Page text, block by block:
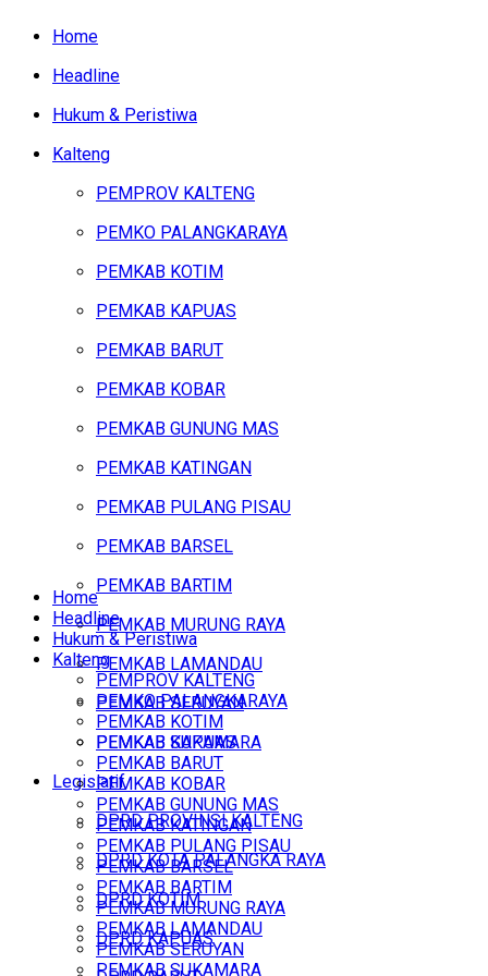
Home
Headline
Hukum & Peristiwa
Kalteng
PEMPROV KALTENG
PEMKO PALANGKARAYA
PEMKAB KOTIM
PEMKAB KAPUAS
PEMKAB BARUT
PEMKAB KOBAR
PEMKAB GUNUNG MAS
PEMKAB KATINGAN
PEMKAB PULANG PISAU
PEMKAB BARSEL
PEMKAB BARTIM
PEMKAB MURUNG RAYA
PEMKAB LAMANDAU
PEMKAB SERUYAN
PEMKAB SUKAMARA
Legislatif
DPRD PROVINSI KALTENG
DPRD KOTA PALANGKA RAYA
DPRD KOTIM
DPRD KAPUAS
Home
Headline
Hukum & Peristiwa
Kalteng
PEMPROV KALTENG
PEMKO PALANGKARAYA
PEMKAB KOTIM
PEMKAB KAPUAS
PEMKAB BARUT
PEMKAB KOBAR
PEMKAB GUNUNG MAS
PEMKAB KATINGAN
PEMKAB PULANG PISAU
PEMKAB BARSEL
PEMKAB BARTIM
PEMKAB MURUNG RAYA
PEMKAB LAMANDAU
PEMKAB SERUYAN
PEMKAB SUKAMARA